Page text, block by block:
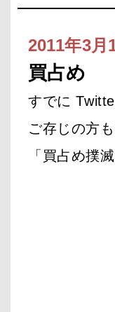
2011年3月
買占め
すでに
ご存じの方
「買占め撲